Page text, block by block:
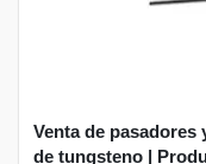
Venta de pasadores
de tungsteno |